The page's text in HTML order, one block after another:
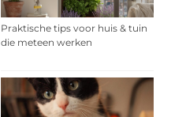
Praktische tips voor huis & tuin
die meteen werken